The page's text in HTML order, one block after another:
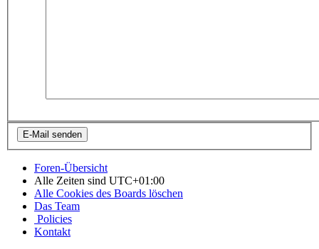
Foren-Übersicht
Alle Zeiten sind UTC+01:00
Alle Cookies des Boards löschen
Das Team
Policies
Kontakt